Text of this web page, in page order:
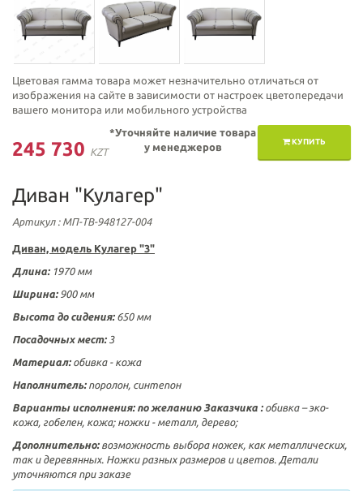
Цветовая гамма товара может незначительно отличаться от
изображения на сайте в зависимости от настроек цветопередачи
вашего монитора или мобильного устройства
245 730 KZT
КУПИТЬ
*Уточняйте наличие товара
у менеджеров
Диван "Кулагер"
Артикул: МП-ТВ-948127-004
Диван, модель Кулагер "3"
Длина: 1970 мм
Ширина:900 мм
Высота до сидения: 650 мм
Посадочных мест:3
Материал: обивка - кожа
Наполнитель:поролон, синтепон
Варианты исполнения: по желанию Заказчика : обивка – эко-
кожа, гобелен, кожа; ножки - металл, дерево;
Дополнительно:возможность выбора ножек, как металлических,
так и деревянных. Ножки разных размеров и цветов. Детали
уточняются при заказе